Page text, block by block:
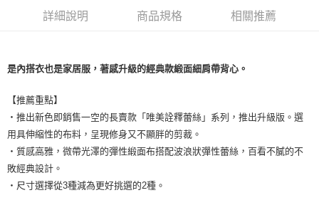
每筆NT$80，滿NT$1,500(含以上)免運費
每筆NT$100，滿NT$1,500(含以上)免運費
離島宅配
每筆NT$200，滿NT$1,500(含以上)免運費
詳細說明 商品規格 相關推薦
是內搭衣也是家居服，著感升級的經典款緞面細肩帶背心。
【推薦重點】
・推出新色即銷售一空的長賣款「唯美詮釋蕾絲」系列，推出升級版。選
用具伸縮性的布料，呈現修身又不顯胖的剪裁。
・質感高雅，微帶光澤的彈性緞面布搭配波浪狀彈性蕾絲，百看不膩的不
敗經典設計。
・尺寸選擇從3種減為更好挑選的2種。